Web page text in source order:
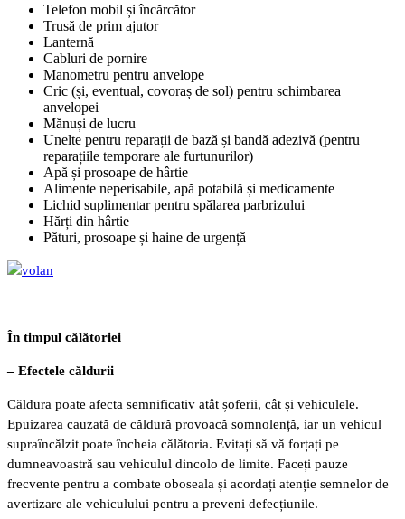
Telefon mobil și încărcător
Trusă de prim ajutor
Lanternă
Cabluri de pornire
Manometru pentru anvelope
Cric (și, eventual, covoraș de sol) pentru schimbarea
anvelopei
Mănuși de lucru
Unelte pentru reparații de bază și bandă adezivă (pentru
reparațiile temporare ale furtunurilor)
Apă și prosoape de hârtie
Alimente neperisabile, apă potabilă și medicamente
Lichid suplimentar pentru spălarea parbrizului
Hărți din hârtie
Pături, prosoape și haine de urgență
În timpul călătoriei
– Efectele căldurii
Căldura poate afecta semnificativ atât șoferii, cât și vehiculele.
Epuizarea cauzată de căldură provoacă somnolență, iar un vehicul
supraîncălzit poate încheia călătoria. Evitați să vă forțați pe
dumneavoastră sau vehiculul dincolo de limite. Faceți pauze
frecvente pentru a combate oboseala și acordați atenție semnelor de
avertizare ale vehiculului pentru a preveni defecțiunile.